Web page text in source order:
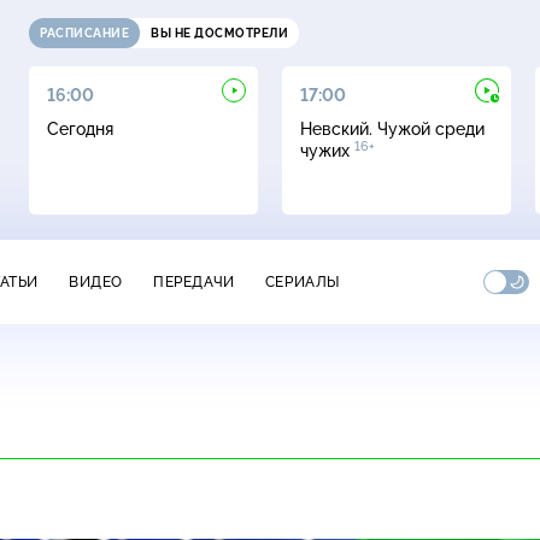
РАСПИСАНИЕ ВЫ НЕ ДОСМОТРЕЛИ
16:00
Сегодня
17:00
Невский. Чужой среди
чужих 16+
ВИДЕО ПЕРЕДАЧИ СЕРИАЛЫ